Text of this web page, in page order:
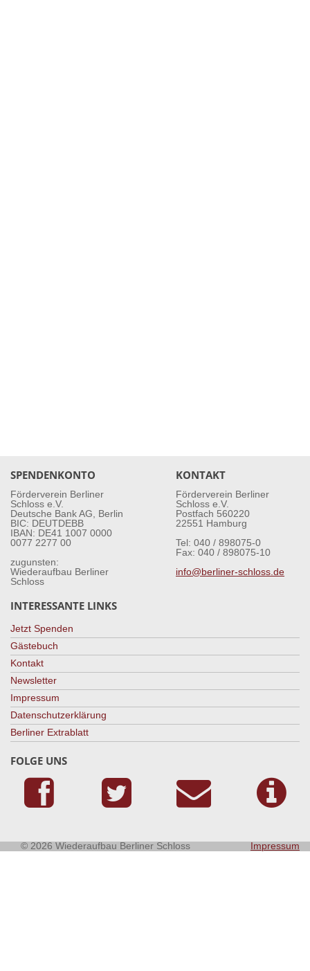
SPENDENKONTO
Förderverein Berliner
Schloss e.V.
Deutsche Bank AG, Berlin
BIC: DEUTDEBB
IBAN: DE41 1007 0000
0077 2277 00
zugunsten:
Wiederaufbau Berliner
Schloss
KONTAKT
Förderverein Berliner
Schloss e.V.
Postfach 560220
22551 Hamburg
Tel: 040 / 898075-0
Fax: 040 / 898075-10
info@berliner-schloss.de
INTERESSANTE LINKS
Jetzt Spenden
Gästebuch
Kontakt
Newsletter
Impressum
Datenschutzerklärung
Berliner Extrablatt
FOLGE UNS
© 2026 Wiederaufbau Berliner Schloss Impressum